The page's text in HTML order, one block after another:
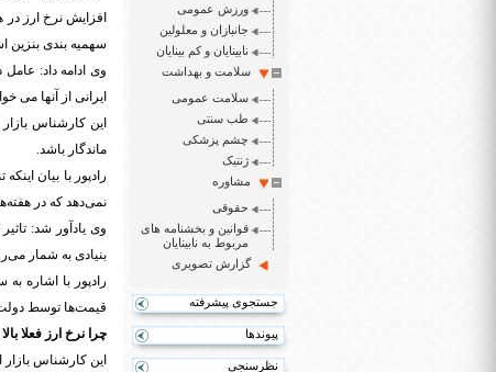
ورزش عمومی
جانبازان و معلولین
نابینایان و کم بینایان
سلامت و بهداشت
سلامت عمومی
طب سنتی
چشم پزشکی
ژنتیک
مشاوره
حقوقی
قوانین و بخشنامه های
مربوط به نابینایان
گزارش تصویری
جستجوی پیشرفته
پیوندها
نظرسنجی
افزایش نرخ ارز
سهمیه بندی بنزین
ایرانی از آنها می
این کارشناس
ماندگار باشد.
رادپور با بیان
نمی‌دهد که در
وی یادآور شد:
بنیادی به شمار
رادپور با اشاره
قیمت‌ها توسط
چرا نرخ ارز فعلا
این کارشناس